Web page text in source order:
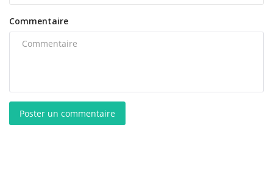
Commentaire
Poster un commentaire